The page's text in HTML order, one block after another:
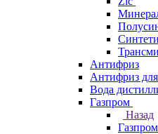
Антифриз
Антифриз
Вода
Газпром
Назад
Газпром